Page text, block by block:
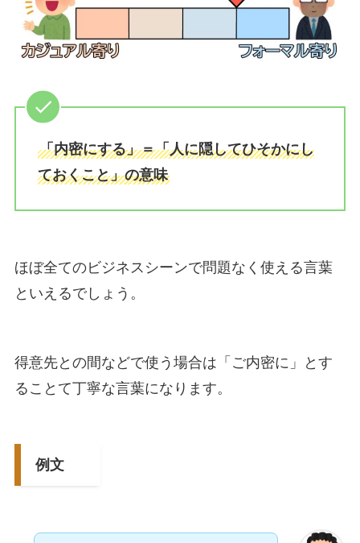
「内密にする」＝「人に隠してひそかにし
ておくこと」の意味
ほぼ全てのビジネスシーンで問題なく使える言葉
といえるでしょう。
得意先との間などで使う場合は「ご内密に」とす
ることて丁寧な言葉になります。
例文